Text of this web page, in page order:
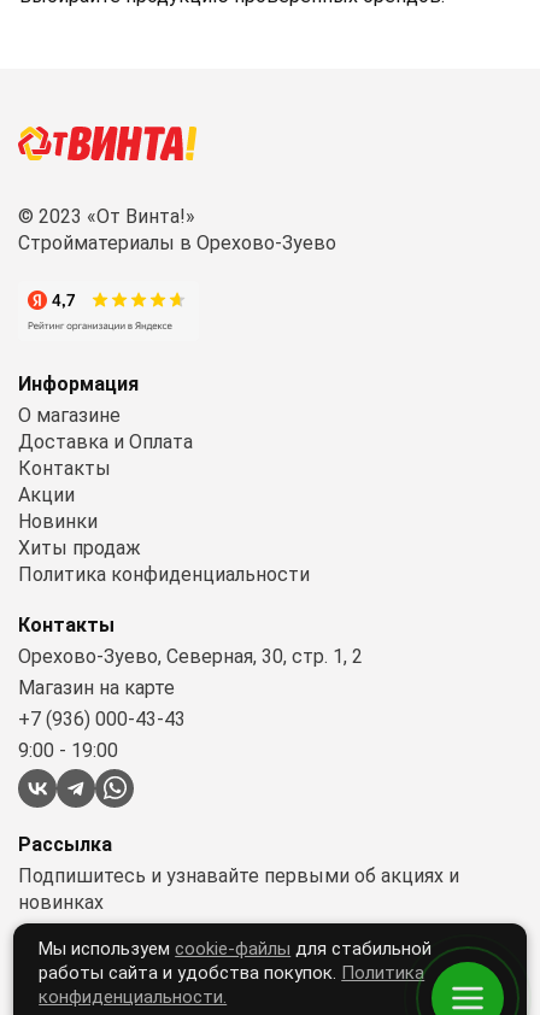
© 2023 «От Винта!»
Стройматериалы в Орехово-Зуево
Контакты
Орехово-Зуево, Северная, 30, стр. 1, 2
Магазин на карте
+7 (936) 000-43-43
9:00 - 19:00
Информация
О магазине
Доставка и Оплата
Контакты
Акции
Новинки
Хиты продаж
Политика конфиденциальности
Рассылка
Подпишитесь и узнавайте первыми об акциях и
новинках
Подписываясь, вы принимаете условия
Мы используемcookie-файлы для стабильной
работы сайта и удобства покупок. Политика
конфиденциальности.